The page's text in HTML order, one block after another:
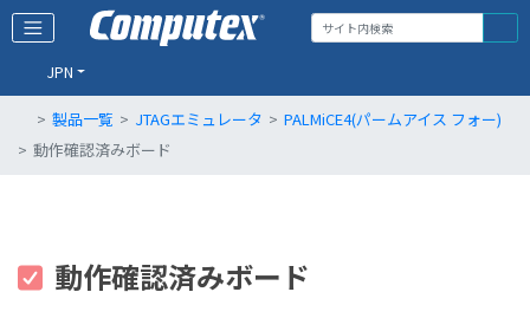
JPN
製品一覧 JTAGエミュレータ
PALMiCE4(パームアイス フォー)
動作確認済みボード
動作確認済みボード